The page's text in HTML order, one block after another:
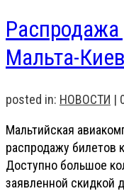
Мальта-
posted in: НОВОСТИ |
Мальтийская
распродажу билетов
Доступно большое
заявленной скидкой